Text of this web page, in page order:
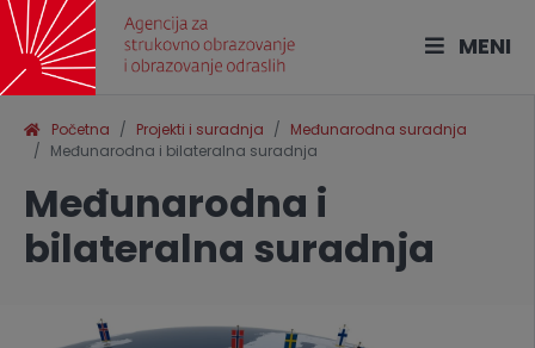
MENI
Početna Projekti i suradnja
Međunarodna suradnja
Međunarodna i bilateralna suradnja
Međunarodna i
bilateralna suradnja